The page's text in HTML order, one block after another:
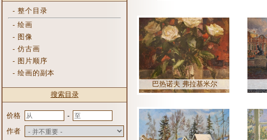
-整个目录
-绘画
- 图像
-仿古画
- 图片顺序
-绘画的副本
搜索目录
价格
-
作者
巴热诺夫 弗拉基米尔